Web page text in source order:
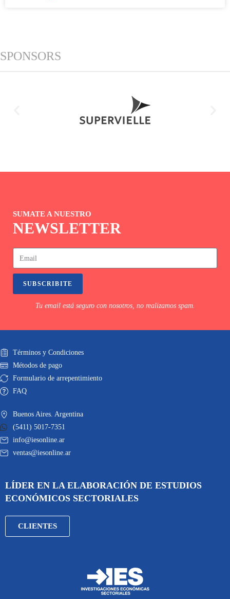
SPONSORS
SUMATE A NUESTRO
NEWSLETTER
SUBSCRIBITE
Tu email está seguro con nosotros, no realizamos spam.
Términos y Condiciones
Métodos de pago
Formulario de arrepentimiento
FAQ
Buenos Aires. Argentina
(5411) 5017-7351
info@iesonline.ar
ventas@iesonline.ar
LÍDER EN LA ELABORACIÓN DE ESTUDIOS
ECONÓMICOS SECTORIALES
CLIENTES